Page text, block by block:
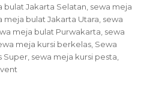
bulat Jakarta Selatan, sewa meja
meja bulat Jakarta Utara, sewa
meja bulat Purwakarta, sewa
meja kursi berkelas, Sewa
Super, sewa meja kursi pesta,